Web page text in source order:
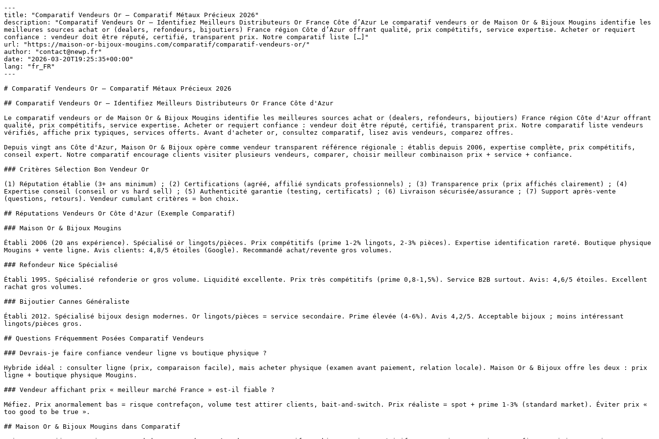
---
title: "Comparatif Vendeurs Or — Comparatif Métaux Précieux 2026"
description: "Comparatif Vendeurs Or — Identifiez Meilleurs Distributeurs Or France Côte d’Azur Le comparatif vendeurs or de Maison Or & Bijoux Mougins identifie les
meilleures sources achat or (dealers, refondeurs, bijoutiers) France région Côte d’Azur offrant qualité, prix compétitifs, service expertise. Acheter or requiert
confiance : vendeur doit être réputé, certifié, transparent prix. Notre comparatif liste […]"
url: "https://maison-or-bijoux-mougins.com/comparatif/comparatif-vendeurs-or/"
author: "contact@newp.fr"
date: "2026-03-20T19:25:35+00:00"
lang: "fr_FR"
---
# Comparatif Vendeurs Or — Comparatif Métaux Précieux 2026
## Comparatif Vendeurs Or — Identifiez Meilleurs Distributeurs Or France Côte d'Azur
Le comparatif vendeurs or de Maison Or & Bijoux Mougins identifie les meilleures sources achat or (dealers, refondeurs, bijoutiers) France région Côte d'Azur offrant
qualité, prix compétitifs, service expertise. Acheter or requiert confiance : vendeur doit être réputé, certifié, transparent prix. Notre comparatif liste vendeurs
vérifiés, affiche prix typiques, services offerts. Avant d'acheter or, consultez comparatif, lisez avis vendeurs, comparez offres.
Depuis vingt ans Côte d'Azur, Maison Or & Bijoux opère comme vendeur transparent référence régionale : établis depuis 2006, expertise complète, prix compétitifs,
conseil expert. Notre comparatif encourage clients visiter plusieurs vendeurs, comparer, choisir meilleur combinaison prix + service + confiance.
### Critères Sélection Bon Vendeur Or
(1) Réputation établie (3+ ans minimum) ; (2) Certifications (agréé, affilié syndicats professionnels) ; (3) Transparence prix (prix affichés clairement) ; (4)
Expertise conseil (conseil or vs hard sell) ; (5) Authenticité garantie (testing, certificats) ; (6) Livraison sécurisée/assurance ; (7) Support après-vente
(questions, retours). Vendeur cumulant critères = bon choix.
## Réputations Vendeurs Or Côte d'Azur (Exemple Comparatif)
### Maison Or & Bijoux Mougins
Établi 2006 (20 ans expérience). Spécialisé or lingots/pièces. Prix compétitifs (prime 1-2% lingots, 2-3% pièces). Expertise identification rareté. Boutique physique
Mougins + vente ligne. Avis clients: 4,8/5 étoiles (Google). Recommandé achat/revente gros volumes.
### Refondeur Nice Spécialisé
Établi 1995. Spécialisé refonderie or gros volume. Liquidité excellente. Prix très compétitifs (prime 0,8-1,5%). Service B2B surtout. Avis: 4,6/5 étoiles. Excellent
rachat gros volumes.
### Bijoutier Cannes Généraliste
Établi 2012. Spécialisé bijoux design modernes. Or lingots/pièces = service secondaire. Prime élevée (4-6%). Avis 4,2/5. Acceptable bijoux ; moins intéressant
lingots/pièces gros.
## Questions Fréquemment Posées Comparatif Vendeurs
### Devrais-je faire confiance vendeur ligne vs boutique physique ?
Hybride idéal : consulter ligne (prix, comparaison facile), mais acheter physique (examen avant paiement, relation locale). Maison Or & Bijoux offre les deux : prix
ligne + boutique physique Mougins.
### Vendeur affichant prix « meilleur marché France » est-il fiable ?
Méfiez. Prix anormalement bas = risque contrefaçon, volume test attirer clients, bait-and-switch. Prix réaliste = spot + prime 1-3% (standard market). Éviter prix «
too good to be true ».
## Maison Or & Bijoux Mougins dans Comparatif